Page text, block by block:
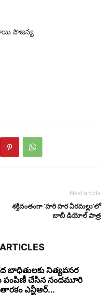
సౌజన్య
Next article
శక్తివంతంగా ‘హరి హర వీరమల్లు’లో
బాబీ డియోల్ పాత్ర
బాధితులకు నిత్యవసర
పంపిణీ చేసిన నందమూరి
ఎన్టీఆర్...